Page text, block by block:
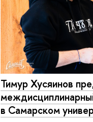
Тимур Хусяинов
в Самарском